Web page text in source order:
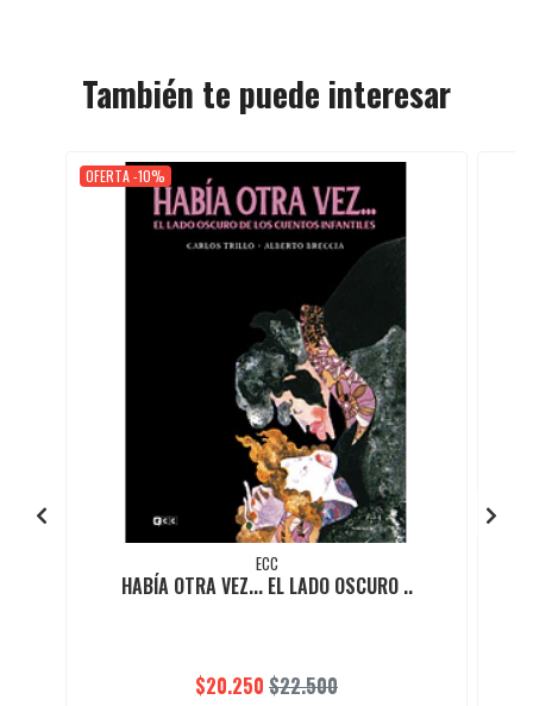
También te puede interesar
OFERTA -10%
ECC
HABÍA OTRA VEZ... EL LADO OSCURO ..
$20.250 $22.500